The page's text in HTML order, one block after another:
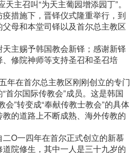
主召叫“为天主葡园增添园丁”。
措施下，晋铎仪式隆重举行，到
母和本堂司铎以及首尔总主教区
主赐予韩国教会新铎；感谢新铎
修院神师等支持圣召和圣召培
年在首尔总主教区刚刚创立的专门
首尔国际传教会”成员。这是韩国
会”转变成“奉献传教士教会”的具体
的道路上不断成熟、海外传教的
O一四年在首尔正式创立的新慕
院修生，其中一人是三十九岁的